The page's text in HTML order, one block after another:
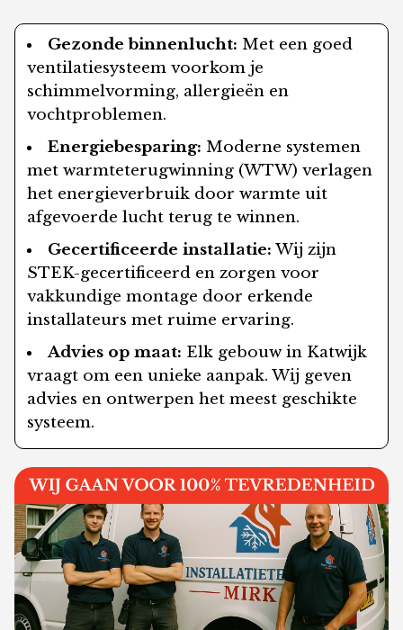
Gezonde binnenlucht: Met een goed
ventilatiesysteem voorkom je
schimmelvorming, allergieën en
vochtproblemen.
Energiebesparing: Moderne systemen
met warmteterugwinning (WTW) verlagen
het energieverbruik door warmte uit
afgevoerde lucht terug te winnen.
Gecertificeerde installatie: Wij zijn
STEK-gecertificeerd en zorgen voor
vakkundige montage door erkende
installateurs met ruime ervaring.
Advies op maat: Elk gebouw in Katwijk
vraagt om een unieke aanpak. Wij geven
advies en ontwerpen het meest geschikte
systeem.